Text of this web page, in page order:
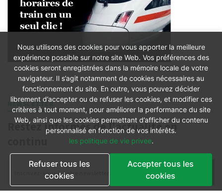
NEWSLETTER
Restez informés de l'actualité en
Nous utilisons des cookies pour vous apporter la meilleure
expérience possible sur notre site Web. Vos préférences des
cookies seront enregistrées dans la mémoire locale de votre
navigateur. Il s’agit notamment de cookies nécessaires au
fonctionnement du site. En outre, vous pouvez décider
librement d’accepter ou de refuser les cookies, et modifier ces
critères à tout moment, pour améliorer la performance du site
Web, ainsi que les cookies permettant d’afficher du contenu
personnalisé en fonction de vos intérêts.
les politique de vie privee.
Refuser tous les
cookies
Accepter tous les
cookies